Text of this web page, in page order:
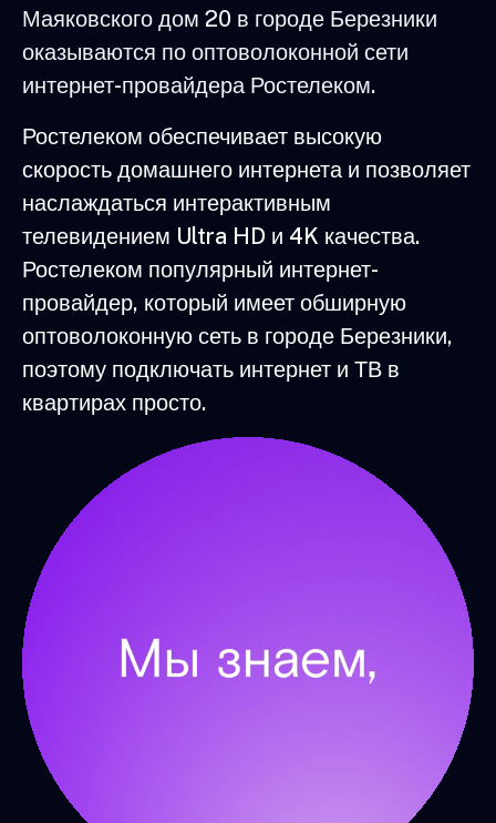
Маяковского дом 20 в городе Березники
оказываются по оптоволоконной сети
интернет-провайдера Ростелеком.
Ростелеком обеспечивает высокую
скорость домашнего интернета и позволяет
наслаждаться интерактивным
телевидением Ultra HD и 4K качества.
Ростелеком популярный интернет-
провайдер, который имеет обширную
оптоволоконную сеть в городе Березники,
поэтому подключать интернет и ТВ в
квартирах просто.